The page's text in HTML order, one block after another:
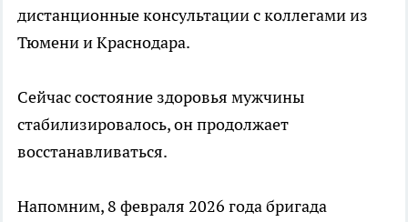
дистанционные консультации с коллегами из
Тюмени и Краснодара.
Сейчас состояние здоровья мужчины
стабилизировалось, он продолжает
восстанавливаться.
Напомним, 8 февраля 2026 года бригада